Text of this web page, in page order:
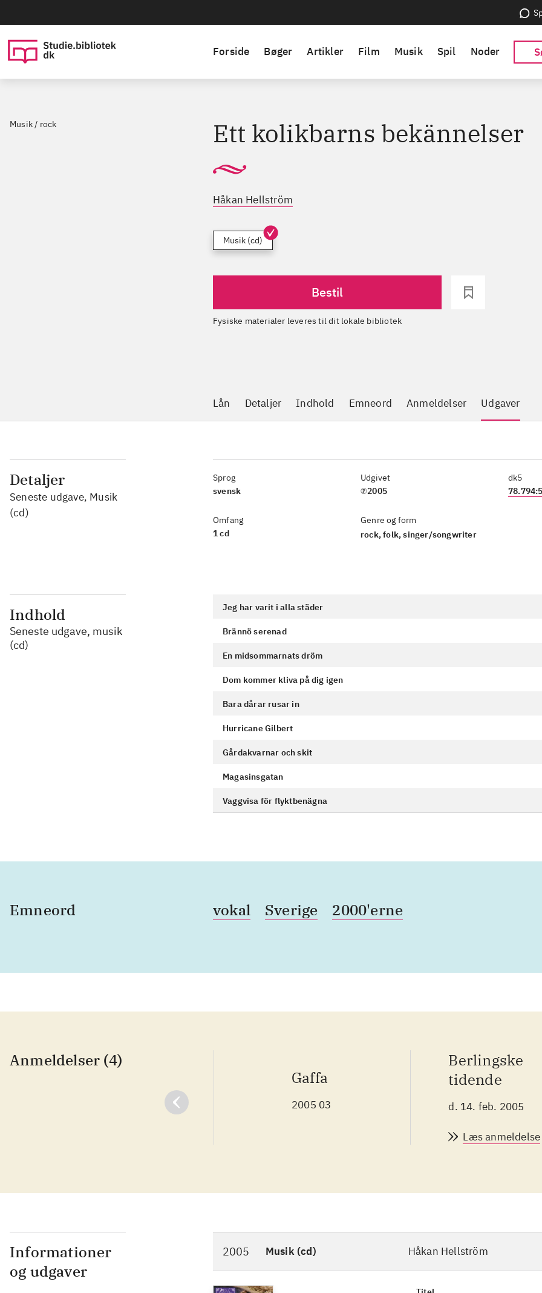
Forside Bøger Artikler Film Musik Spil Noder
Musik / rock Ett kolikbarns bekännelser
Håkan Hellström
Musik (cd)
Bestil
Fysiske materialer leveres til dit lokale bibliotek
Lån Detaljer Indhold Emneord Anmeldelser Udgaver
Detaljer
Seneste udgave, Musik
(cd)
Sprog
svensk
Omfang
1 cd
Udgivet
℗2005
Genre og form
rock, folk, singer/songwriter
dk5
78.794:5
Indhold
Seneste udgave, musik
(cd)
Jeg har varit i alla städer
Brännö serenad
En midsommarnats dröm
Dom kommer kliva på dig igen
Bara dårar rusar in
Hurricane Gilbert
Gårdakvarnar och skit
Magasinsgatan
Vaggvisa för flyktbenägna
Emneord vokal Sverige 2000'erne
Anmeldelser (4)
Gaffa
2005 03
Berlingske
tidende
d. 14. feb. 2005
Læs anmeldelse
Informationer
og udgaver
2005 Musik (cd) Håkan Hellström